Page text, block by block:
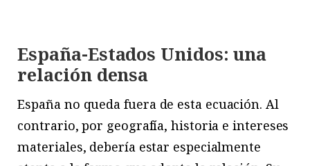
España-Estados Unidos: una
relación densa
España no queda fuera de esta ecuación. Al
contrario, por geografía, historia e intereses
materiales, debería estar especialmente